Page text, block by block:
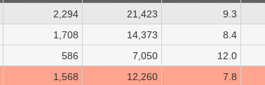
2,294 21,423 9.3
1,708 14,373 8.4
586 7,050 12.0
1,568 12,260 7.8